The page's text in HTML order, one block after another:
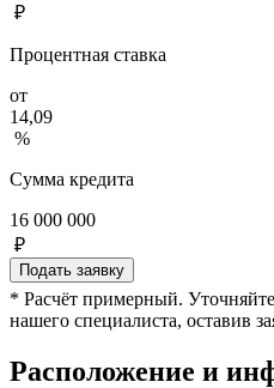
₽
Процентная ставка
от
14,09
%
Сумма кредита
16 000 000
₽
Подать заявку
* Расчёт примерный.
нашего специалиста, оставив
Расположение и